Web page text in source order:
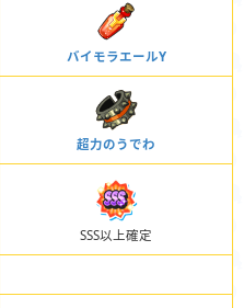
バイモラエールY
超力のうでわ
SSS以上確定